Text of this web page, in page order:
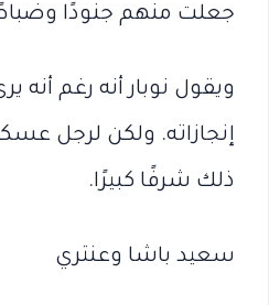
جعلت منهم جنودًا
ويقول نوبار أنه رغم أنه
إنجازاته. ولكن لرجل
ذلك شرفًا كبيرًا.
سعيد باشا وعنتري